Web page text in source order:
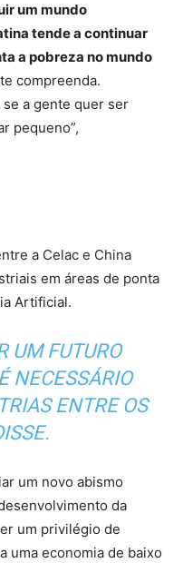
um mundo
tende a continuar
a pobreza no mundo
compreenda.
a gente quer ser
pequeno”,
a Celac e China
em áreas de ponta
Artificial.
UM FUTURO
NECESSÁRIO
ENTRE OS
um novo abismo
da
um privilégio de
uma economia de baixo